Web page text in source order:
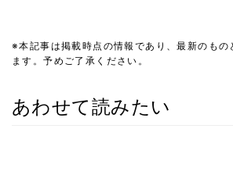
※本記事は掲載時点の情報であり、最新のもの
ます。予めご了承ください。
あわせて読みたい